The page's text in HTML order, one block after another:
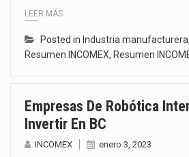
LEER MÁS
Posted in Industria manufacturera,
Resumen INCOMEX, Resumen
Empresas De Robótica
Invertir En BC
INCOMEX enero 3, 2023